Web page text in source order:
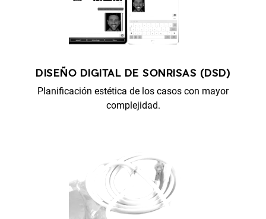
DISEÑO DIGITAL DE SONRISAS (DSD)
Planificación estética de los casos con mayor
complejidad.